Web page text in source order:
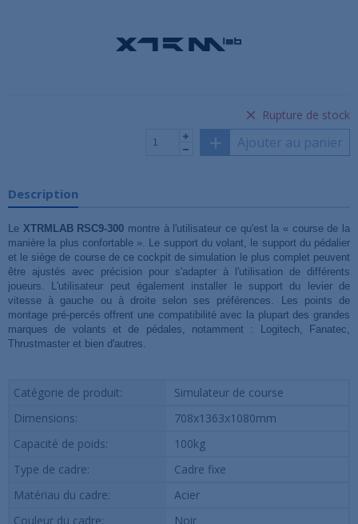
Rupture de stock
Ajouter au panier
Description
Le XTRMLAB RSC9-300 montre à l'utilisateur ce qu'est la « course de la
manière la plus confortable ». Le support du volant, le support du pédalier
et le siège de course de ce cockpit de simulation le plus complet peuvent
être ajustés avec précision pour s'adapter à l'utilisation de différents
joueurs. L'utilisateur peut également installer le support du levier de
vitesse à gauche ou à droite selon ses préférences. Les points de
montage pré-percés offrent une compatibilité avec la plupart des grandes
marques de volants et de pédales, notamment : Logitech, Fanatec,
Thrustmaster et bien d'autres.
Catégorie de produit:
Simulateur de course
Dimensions:
708x1363x1080mm
Capacité de poids:
100kg
Type de cadre:
Cadre fixe
Matériau du cadre:
Acier
Couleur du cadre:
Noir